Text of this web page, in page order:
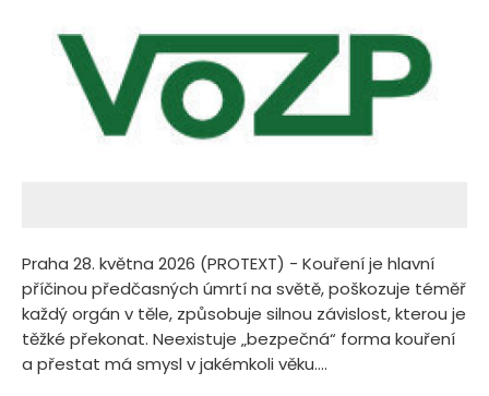
Praha 28. května 2026 (PROTEXT) - Kouření je hlavní
příčinou předčasných úmrtí na světě, poškozuje téměř
každý orgán v těle, způsobuje silnou závislost, kterou je
těžké překonat. Neexistuje „bezpečná“ forma kouření
a přestat má smysl v jakémkoli věku....